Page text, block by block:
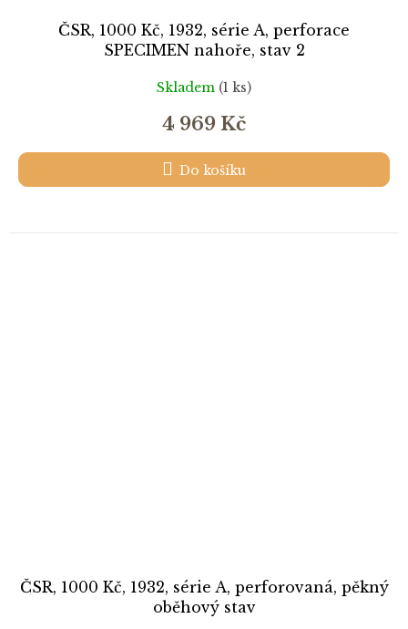
ČSR, 1000 Kč, 1932, série A, perforace
SPECIMEN nahoře, stav 2
Skladem (1 ks)
4 969 Kč
Do košíku
ČSR, 1000 Kč, 1932, série A, perforovaná, pěkný
oběhový stav